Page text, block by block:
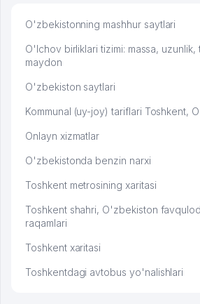
O'zbekistonning mashhur saytlari
O'lchov birliklari tizimi: massa, uzunlik,
maydon
O'zbekiston saytlari
Kommunal (uy-joy) tariflari Toshkent,
Onlayn xizmatlar
O'zbekistonda benzin narxi
Toshkent metrosining xaritasi
Toshkent shahri, O'zbekiston
raqamlari
Toshkent xaritasi
Toshkentdagi avtobus yo'nalishlari